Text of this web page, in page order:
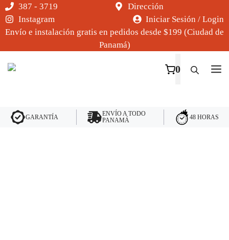
Saltar
al
contenido
387 - 3719 Dirección
Envío e instalación gratis en pedidos desde $199 (Ciudad de
Panamá)
Instagram Iniciar Sesión / Login
0
GARANTÍA
ENVÍO A TODO
PANAMÁ
48 HORAS